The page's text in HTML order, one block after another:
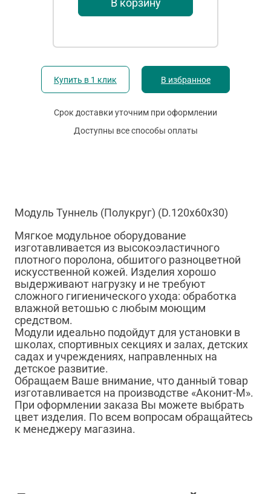
В корзину
Купить в 1 клик В избранное
Срок доставки уточним при оформлении
Доступны все способы оплаты
Модуль Туннель (Полукруг) (D.120х60х30)
Мягкое модульное оборудование
изготавливается из высокоэластичного
плотного поролона, обшитого разноцветной
искусственной кожей. Изделия хорошо
выдерживают нагрузку и не требуют
сложного гигиенического ухода: обработка
влажной ветошью с любым моющим
средством.
Модули идеально подойдут для установки в
школах, спортивных секциях и залах, детских
садах и учреждениях, направленных на
детское развитие.
Обращаем Ваше внимание, что данный товар
изготавливается на производстве «Аконит-М».
При оформлении заказа Вы можете выбрать
цвет изделия. По всем вопросам обращайтесь
к менеджеру магазина.